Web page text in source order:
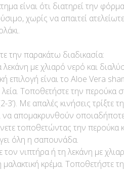
είναι ότι διατηρεί την
χωρίς να απαιτεί
την παρακάτω διαδικασία:
λεκάνη με χλιαρό νερό και
επιλογή είναι το Aloe Vera
Tοποθετήστε την περούκα
3’). Με απαλές κινήσεις τρίξτε
να απομακρυνθούν
τοποθετώντας την περούκα
όλη η σαπουνάδα.
τον νιπτήρα ή τη λεκάνη με
κρέμα. Τοποθετήστε